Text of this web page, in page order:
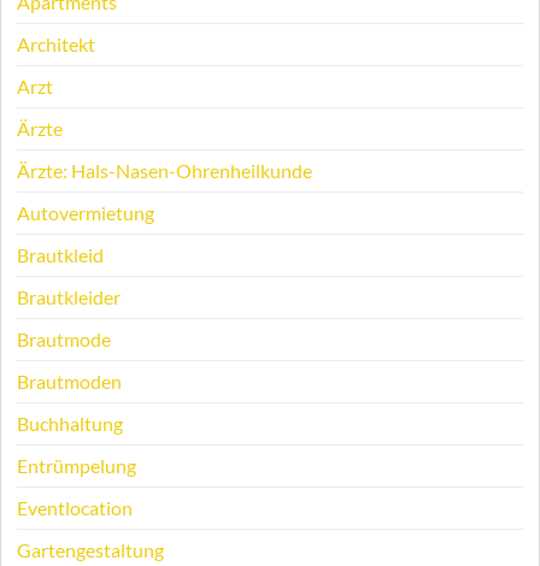
Architekt
Arzt
Ärzte
Ärzte: Hals-Nasen-Ohrenheilkunde
Autovermietung
Brautkleid
Brautkleider
Brautmode
Brautmoden
Buchhaltung
Entrümpelung
Eventlocation
Gartengestaltung